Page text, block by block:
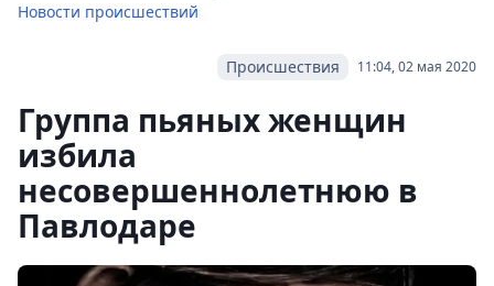
Новости происшествий
11:04, 02 мая 2020
Происшествия
Группа пьяных женщин
избила
несовершеннолетнюю в
Павлодаре